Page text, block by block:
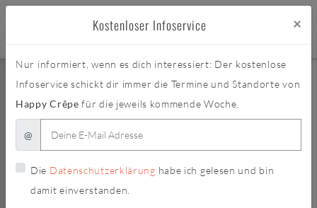
Kostenloser Infoservice ×
Nur informiert, wenn es dich interessiert: Der kostenlose
Infoservice schickt dir immer die Termine und Standorte von
Happy Crêpe für die jeweils kommende Woche.
@
Die Datenschutzerklärung habe ich gelesen und bin
damit einverstanden.